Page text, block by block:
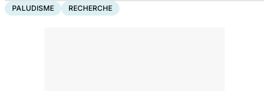
PALUDISME RECHERCHE